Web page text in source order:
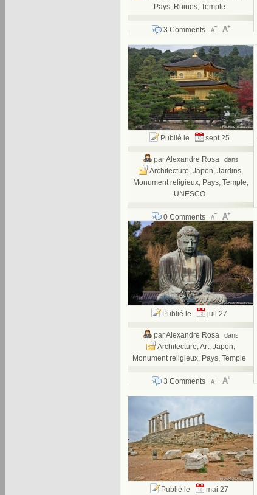
Pays, Ruines, Temple
3 Comments
Publié le sept 25
parAlexandre Rosa dans
Architecture, Japon, Jardins,
Monument religieux, Pays, Temple,
UNESCO
0 Comments
Publié le juil 27
parAlexandre Rosa dans
Architecture,Art, Japon,
Monument religieux, Pays, Temple
3 Comments
Publié le mai 27